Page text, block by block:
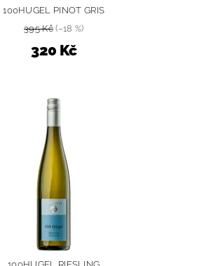
100HUGEL PINOT GRIS
395 Kč(–18 %)
320 Kč